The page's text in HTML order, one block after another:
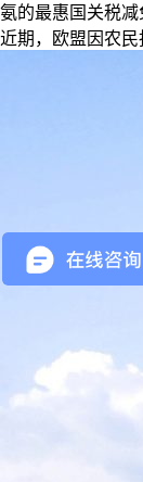
氨的最惠国关税减
近期，欧盟因农民